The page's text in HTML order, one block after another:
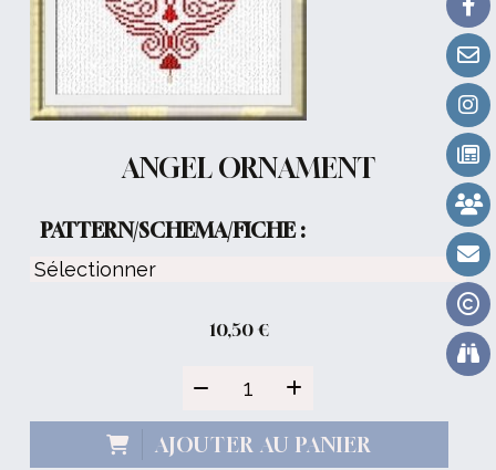
ANGEL ORNAMENT
PATTERN/SCHEMA/FICHE :
10,50 €
AJOUTER AU PANIER